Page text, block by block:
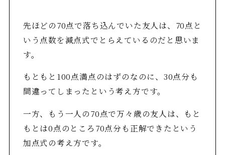
先ほどの70点で落ち込んでいた友人は、70点と
いう点数を減点式でとらえているのだと思いま
す。
もともと100点満点のはずのなのに、30点分も
間違ってしまったという考え方です。
一方、もう一人の70点で万々歳の友人は、もと
もとは0点のところ70点分も正解できたという
加点式の考え方です。